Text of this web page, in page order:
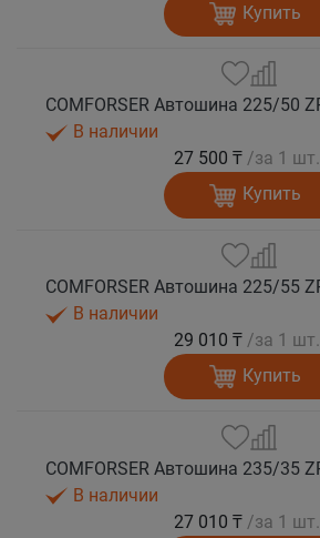
Купить
В наличии
27 500 ₸ /за 1 шт.
Купить
В наличии
29 010 ₸ /за 1 шт.
Купить
В наличии
27 010 ₸ /за 1 шт.